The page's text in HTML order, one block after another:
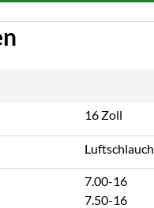
16 Zoll
Luftschlauch
7.00-16
7.50-16